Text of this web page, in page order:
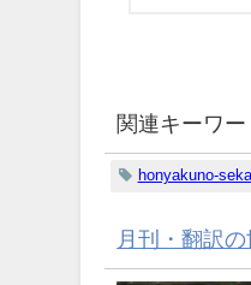
関連キーワー
honyakuno-
月刊・翻訳